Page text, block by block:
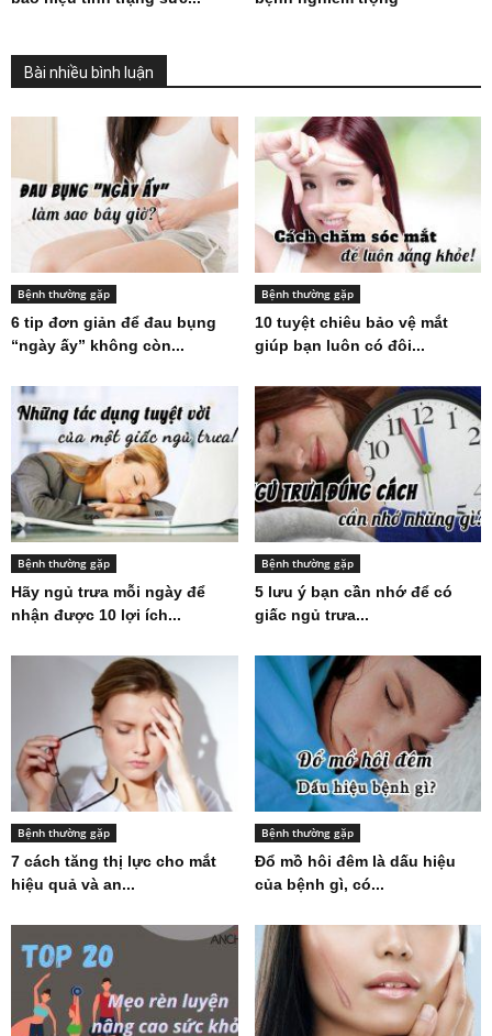
Bài nhiều bình luận
Bệnh thường gặp
6 tip đơn giản để đau bụng
“ngày ấy” không còn...
Bệnh thường gặp
10 tuyệt chiêu bảo vệ mắt
giúp bạn luôn có đôi...
Bệnh thường gặp
Hãy ngủ trưa mỗi ngày để
nhận được 10 lợi ích...
Bệnh thường gặp
5 lưu ý bạn cần nhớ để có
giấc ngủ trưa...
Bệnh thường gặp
7 cách tăng thị lực cho mắt
hiệu quả và an...
Bệnh thường gặp
Đổ mồ hôi đêm là dấu hiệu
của bệnh gì, có...